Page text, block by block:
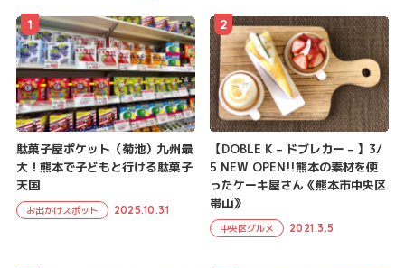
駄菓子屋ポケット（菊池）九州最
大！熊本で子どもと行ける駄菓子
天国
お出かけスポット 2025.10.31
1
【DOBLE K – ドブレカー – 】3/
5 NEW OPEN!!熊本の素材を使
ったケーキ屋さん《熊本市中央区
帯山》
中央区グルメ 2021.3.5
2